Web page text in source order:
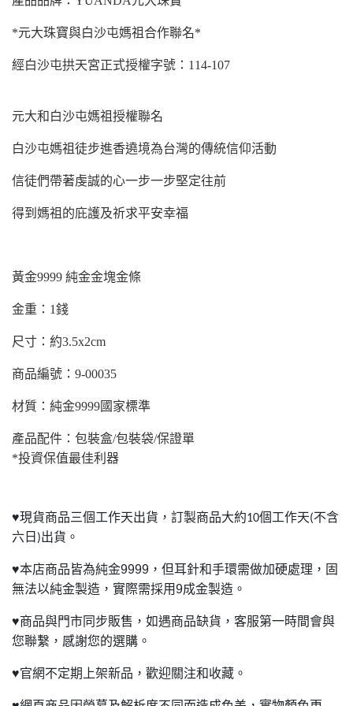
*元大珠寶與白沙屯媽祖合作聯名*
經白沙屯拱天宮正式授權字號：114-107
元大和白沙屯媽祖授權聯名
白沙屯媽祖徒步進香遶境為台灣的傳統信仰活動
信徒們帶著虔誠的心一步一步堅定往前
得到媽祖的庇護及祈求平安幸福
黃金9999 純金金塊金條
金重：1錢
尺寸：約3.5x2cm
商品編號：9-00035
材質：純金9999國家標準
產品配件：包裝盒/包裝袋/保證單
*投資保值最佳利器
♥現貨商品三個工作天出貨，訂製商品大約10個工作天(不含
六日 )出貨。
♥本店商品皆為純金9999，但耳針和手環需做加硬處理，固
無法以純金製造，實際需採用9成金製造。
♥商品與門市同步販售，如遇商品缺貨，客服第一時間會與
您聯繫，感謝您的選購。
♥官網不定期上架新品，歡迎關注和收藏。